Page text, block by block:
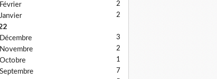
Février 2
Janvier 2
Décembre
3
Novembre 2
Octobre 1
Septembre 7